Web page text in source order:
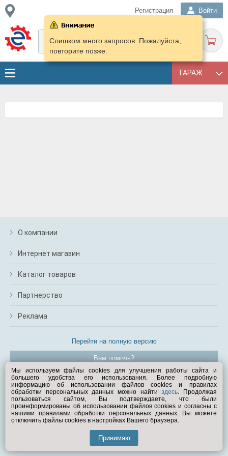
Регистрация Войти
ГАРАЖ
Слишком много запросов. Пожалуйста,
повторите позже.
О компании
Интернет магазин
Каталог товаров
Партнерство
Реклама
Перейти на полную версию
Вам помочь?
© Exist.ru 1998—2026
Мы используем файлы cookies для улучшения работы сайта и
большего удобства его использования. Более подробную
информацию об использовании файлов cookies и правилах
обработки персональных данных можно найтиздесь. Продолжая
пользоваться сайтом, Вы подтверждаете, что были
проинформированы об использовании файлов cookies и согласны с
нашими правилами обработки персональных данных. Вы можете
отключить файлы cookies в настройках Вашего браузера.
Принимаю